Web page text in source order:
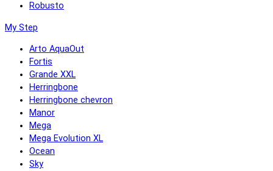
Robusto
My Step
Arto AquaOut
Fortis
Grande XXL
Herringbone
Herringbone chevron
Manor
Mega
Mega Evolution XL
Ocean
Sky